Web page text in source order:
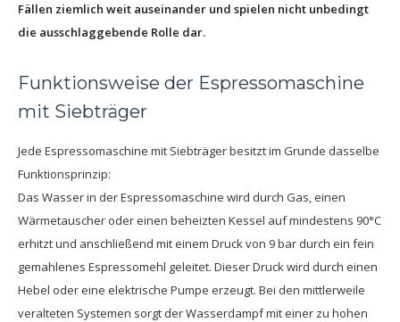
Fällen ziemlich weit auseinander und spielen nicht unbedingt
die ausschlaggebende Rolle dar.
Funktionsweise der Espressomaschine
mit Siebträger
Jede Espressomaschine mit Siebträger besitzt im Grunde dasselbe
Funktionsprinzip:
Das Wasser in der Espressomaschine wird durch Gas, einen
Wärmetauscher oder einen beheizten Kessel auf mindestens 90°C
erhitzt und anschließend mit einem Druck von 9 bar durch ein fein
gemahlenes Espressomehl geleitet. Dieser Druck wird durch einen
Hebel oder eine elektrische Pumpe erzeugt. Bei den mittlerweile
veralteten Systemen sorgt der Wasserdampf mit einer zu hohen